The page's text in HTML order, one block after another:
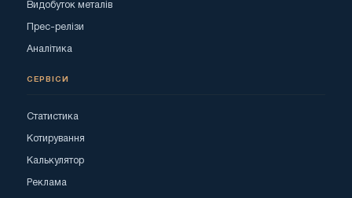
Видобуток металів
Прес-релізи
Аналітика
СЕРВІСИ
Статистика
Котирування
Калькулятор
Реклама